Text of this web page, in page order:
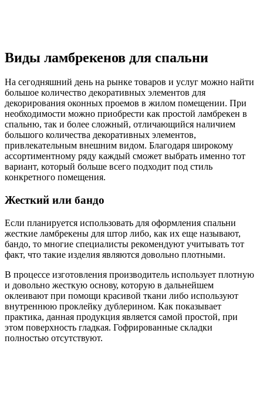
Виды ламбрекенов для спальни
На сегодняшний день на рынке товаров и услуг можно найти
большое количество декоративных элементов для
декорирования оконных проемов в жилом помещении. При
необходимости можно приобрести как простой ламбрекен в
спальню, так и более сложный, отличающийся наличием
большого количества декоративных элементов,
привлекательным внешним видом. Благодаря широкому
ассортиментному ряду каждый сможет выбрать именно тот
вариант, который больше всего подходит под стиль
конкретного помещения.
Жесткий или бандо
Если планируется использовать для оформления спальни
жесткие ламбрекены для штор либо, как их еще называют,
бандо, то многие специалисты рекомендуют учитывать тот
факт, что такие изделия являются довольно плотными.
В процессе изготовления производитель использует плотную
и довольно жесткую основу, которую в дальнейшем
оклеивают при помощи красивой ткани либо используют
внутреннюю проклейку дублерином. Как показывает
практика, данная продукция является самой простой, при
этом поверхность гладкая. Гофрированные складки
полностью отсутствуют.